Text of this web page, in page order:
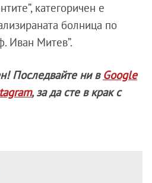
категоричен е
болница по
Иван Митев”.
Последвайте ни в Google
, за да сте в крак с